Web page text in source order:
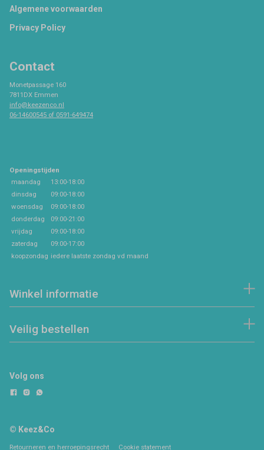
Footer
Algemene voorwaarden
Privacy Policy
Contact
Monetpassage 160
7811DX Emmen
info@keezenco.nl
06-14600545 of 0591-649474
Openingstijden
maandag
13:00-18:00
dinsdag
09:00-18:00
woensdag
09:00-18:00
donderdag
09:00-21:00
vrijdag
09:00-18:00
zaterdag
09:00-17:00
koopzondag iedere laatste zondag vd maand
Winkel informatie
Veilig bestellen
Volg ons
© Keez&Co
Retourneren en herroepingsrecht Cookie statement